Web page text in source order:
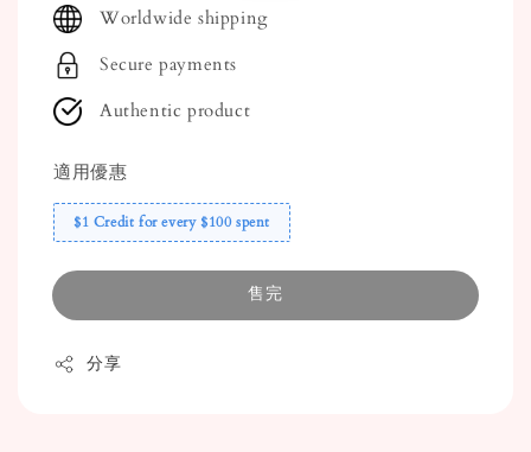
Worldwide shipping
Secure payments
Authentic product
適用優惠
$1 Credit for every $100 spent
售完
分享